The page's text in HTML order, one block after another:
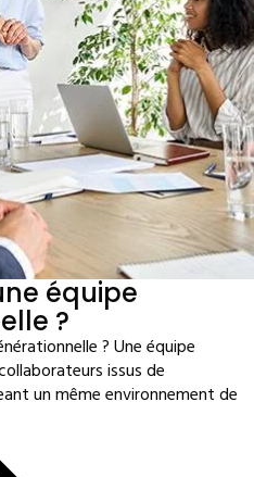
équipe
?
? Une équipe
issus de
un même environnement de